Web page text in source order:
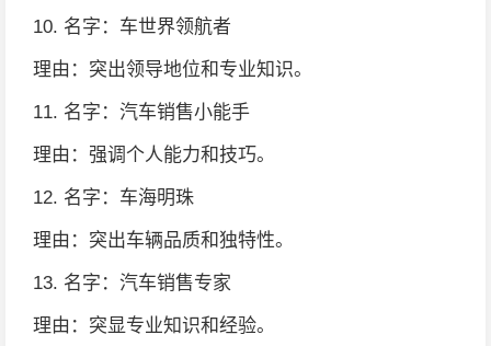
10. 名字：车世界领航者
理由：突出领导地位和专业知识。
11. 名字：汽车销售小能手
理由：强调个人能力和技巧。
12. 名字：车海明珠
理由：突出车辆品质和独特性。
13. 名字：汽车销售专家
理由：突显专业知识和经验。